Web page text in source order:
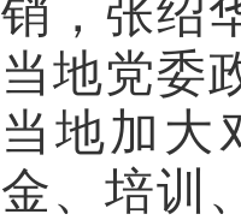
销，张绍
当地党委
当地加大
金、培训